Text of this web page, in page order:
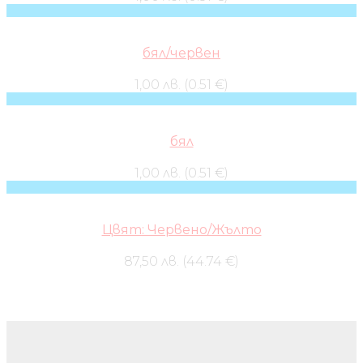
бял/червен
1,00 лв. (0.51 €)
бял
1,00 лв. (0.51 €)
Цвят: Червено/Жълто
87,50 лв. (44.74 €)